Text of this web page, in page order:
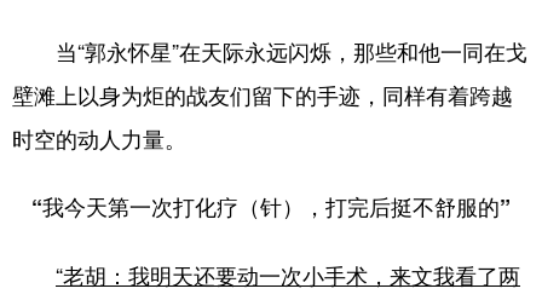
当“郭永怀星”在天际永远闪烁，那些和他一同在戈
壁滩上以身为炬的战友们留下的手迹，同样有着跨越
时空的动人力量。
“我今天第一次打化疗（针），打完后挺不舒服的”
“老胡：我明天还要动一次小手术，来文我看了两